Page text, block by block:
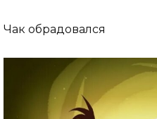
Чак обрадовался